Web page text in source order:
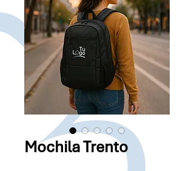
Mochila Trento